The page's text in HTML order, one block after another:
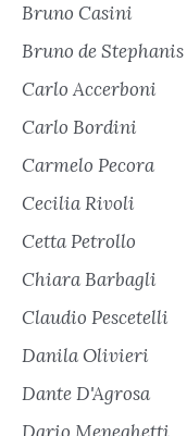
Bruno Casini
Bruno de Stephanis
Carlo Accerboni
Carlo Bordini
Carmelo Pecora
Cecilia Rivoli
Cetta Petrollo
Chiara Barbagli
Claudio Pescetelli
Danila Olivieri
Dante D'Agrosa